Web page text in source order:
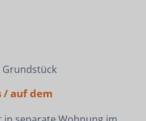
Grundstück
/ auf dem